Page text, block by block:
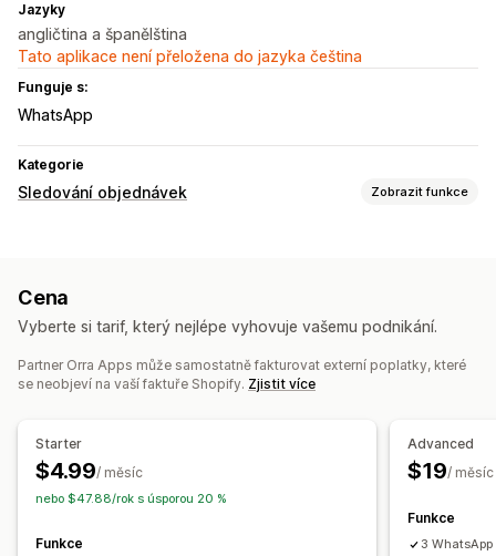
Jazyky
angličtina a španělština
Tato aplikace není přeložena do jazyka čeština
Funguje s:
WhatsApp
Kategorie
Sledování objednávek Zobrazit funkce
Cena
Vyberte si tarif, který nejlépe vyhovuje vašemu podnikání.
Partner Orra Apps může samostatně fakturovat externí poplatky, které
se neobjeví na vaší faktuře Shopify. Zjistit více
Starter
$4.99/ měsíc
nebo $47.88/rok s úsporou 20 %
Funkce
Advanced
$19/ měsíc
Funkce
3